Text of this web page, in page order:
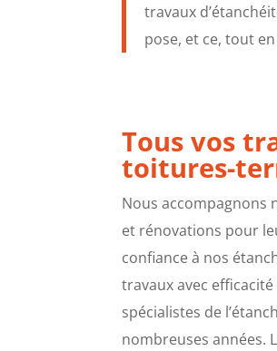
travaux
pose, et ce, tout
Tous vos
toitures-
Nous accompagnons
et rénovations pour
confiance à nos
travaux avec
spécialistes de
nombreuses années.